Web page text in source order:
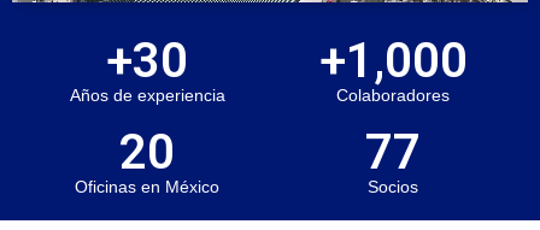
Años de experiencia
+30
Oficinas en México
20
Colaboradores
+1,000
Socios
77